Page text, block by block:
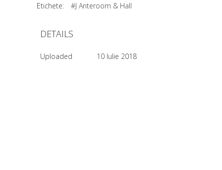
Etichete:
#J Anteroom & Hall
DETAILS
Uploaded 10 Iulie 2018